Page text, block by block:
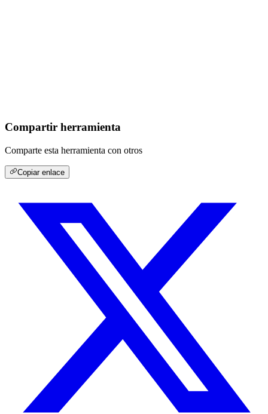
Compartir herramienta
Comparte esta herramienta con otros
Copiar enlace